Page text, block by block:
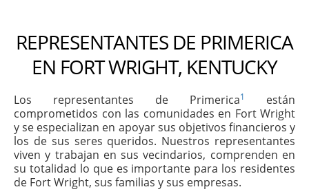
REPRESENTANTES DE PRIMERICA
EN FORT WRIGHT, KENTUCKY
Los representantes de Primerica1
están
comprometidos con las comunidades en Fort Wright
y se especializan en apoyar sus objetivos financieros y
los de sus seres queridos. Nuestros representantes
viven y trabajan en sus vecindarios, comprenden en
su totalidad lo que es importante para los residentes
de Fort Wright, sus familias y sus empresas.